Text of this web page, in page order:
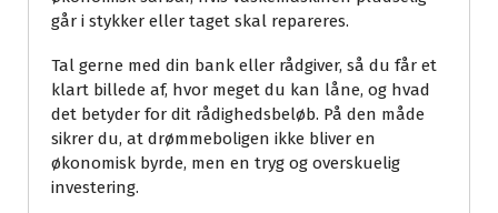
går i stykker eller taget skal repareres.
Tal gerne med din bank eller rådgiver, så du får et
klart billede af, hvor meget du kan låne, og hvad
det betyder for dit rådighedsbeløb. På den måde
sikrer du, at drømmeboligen ikke bliver en
økonomisk byrde, men en tryg og overskuelig
investering.